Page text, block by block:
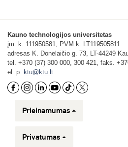
Kauno technologijos universitetas
įm. k. 111950581, PVM k. LT119505811
adresas K. Donelaičio g. 73, LT-44249
tel. +370 (37) 300 000, 300 421, faks.
el. p. ktu@ktu.lt
Prieinamumas
Privatumas